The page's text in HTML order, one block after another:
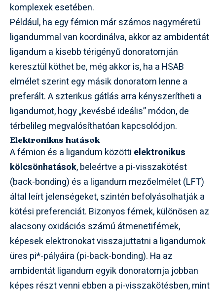
komplexek esetében.
Például, ha egy fémion már számos nagyméretű
ligandummal van koordinálva, akkor az ambidentát
ligandum a kisebb térigényű donoratomján
keresztül köthet be, még akkor is, ha a HSAB
elmélet szerint egy másik donoratom lenne a
preferált. A szterikus gátlás arra kényszerítheti a
ligandumot, hogy „kevésbé ideális” módon, de
térbelileg megvalósíthatóan kapcsolódjon.
Elektronikus hatások
A fémion és a ligandum közötti elektronikus
kölcsönhatások, beleértve a pi-visszakötést
(back-bonding) és a ligandum mezőelmélet (LFT)
által leírt jelenségeket, szintén befolyásolhatják a
kötési preferenciát. Bizonyos fémek, különösen az
alacsony oxidációs számú átmenetifémek,
képesek elektronokat visszajuttatni a ligandumok
üres pi*-pályáira (pi-back-bonding). Ha az
ambidentát ligandum egyik donoratomja jobban
képes részt venni ebben a pi-visszakötésben, mint